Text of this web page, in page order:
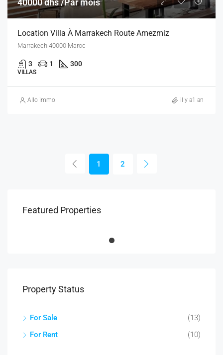
40000 dhs /Par mois
Location Villa À Marrakech Route Amezmiz
Marrakech 40000 Maroc
3 1 300
VILLAS
Allo immo il y a1 an
1 2
Featured Properties
Property Status
For Sale
(13)
For Rent
(10)